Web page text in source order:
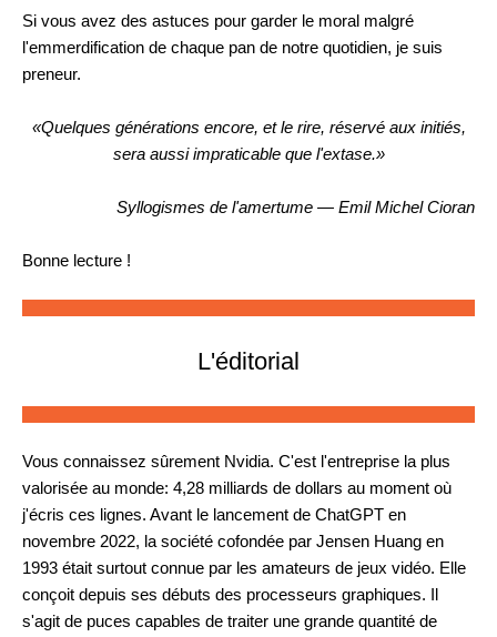
Si vous avez des astuces pour garder le moral malgré
l'emmerdification de chaque pan de notre quotidien, je suis
preneur.
«Quelques générations encore, et le rire, réservé aux initiés,
sera aussi impraticable que l'extase.»
Syllogismes de l'amertume — Emil Michel Cioran
Bonne lecture !
L'éditorial
Vous connaissez sûrement Nvidia. C'est l'entreprise la plus
valorisée au monde: 4,28 milliards de dollars au moment où
j'écris ces lignes. Avant le lancement de ChatGPT en
novembre 2022, la société cofondée par Jensen Huang en
1993 était surtout connue par les amateurs de jeux vidéo. Elle
conçoit depuis ses débuts des processeurs graphiques. Il
s'agit de puces capables de traiter une grande quantité de